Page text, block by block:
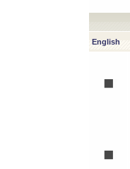
English